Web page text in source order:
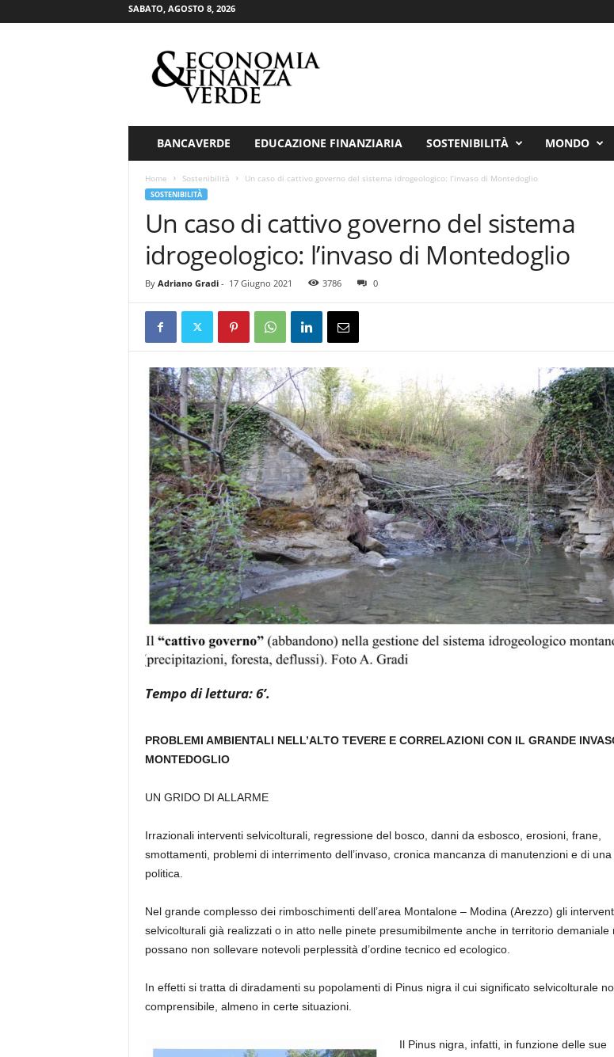
SABATO, AGOSTO 8, 2026
V
d
BANCAVERDE EDUCAZIONE FINANZIARIA SOSTENIBILITÀ MONDO
Home Sostenibilità Un caso di cattivo governo del sistema idrogeologico: l’invaso di Montedoglio
SOSTENIBILITÀ
Un caso di cattivo governo del sistema
idrogeologico: l’invaso di Montedoglio
By Adriano Gradi- 17 Giugno 2021 3786 0
Tempo di lettura: 6’.
PROBLEMI AMBIENTALI NELL’ALTO TEVERE E CORRELAZIONI CON IL GRANDE
MONTEDOGLIO
UN GRIDO DI ALLARME
Irrazionali interventi selvicolturali, regressione del bosco, danni da esbosco, erosioni, frane,
smottamenti, problemi di interrimento dell’invaso, cronica mancanza di manutenzioni e di una
politica.
Nel grande complesso dei rimboschimenti dell’area Montalone – Modina (Arezzo) gli
selvicolturali già realizzati o in atto nelle pinete presumibilmente anche in territorio demaniale
possano non sollevare notevoli perplessità d’ordine tecnico ed ecologico.
In effetti si tratta di diradamenti su popolamenti di Pinus nigra il cui significato selvicolturale
comprensibile, almeno in certe situazioni.
Il Pinus nigra, infatti, in funzione delle sue